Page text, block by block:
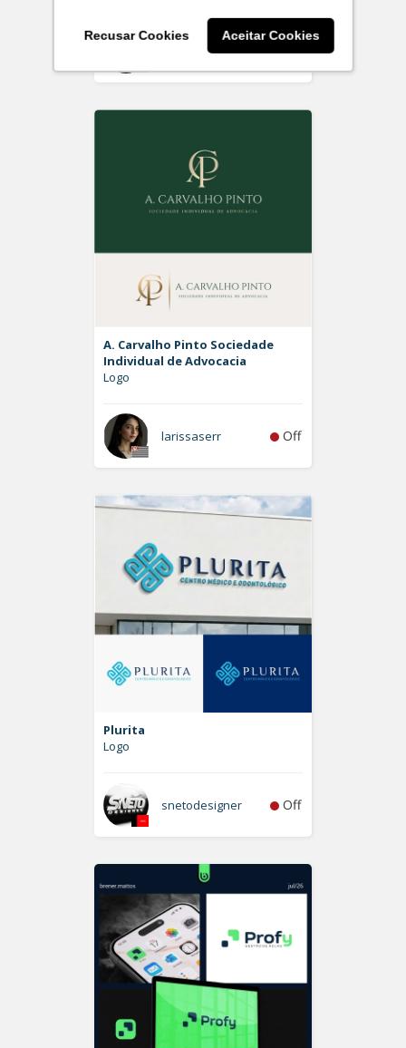
Recusar Cookies Aceitar Cookies
Rdesign SM On
A. Carvalho Pinto Sociedade
Individual de Advocacia
Logo
larissaserr Off
Plurita
Logo
snetodesigner Off